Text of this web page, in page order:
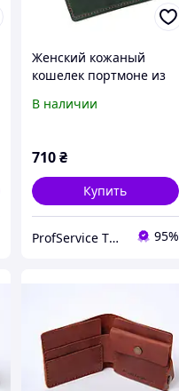
Женский кожаный
кошелек портмоне из
ручной работы
В наличии
710₴
Купить
ProfService ТОВ "Профессиональный сервис" 95%